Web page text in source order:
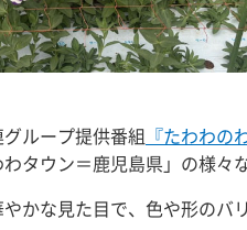
ループ提供番組 『たわわの
タウン＝鹿児島県」の様々
かな見た目で、色や形のバ